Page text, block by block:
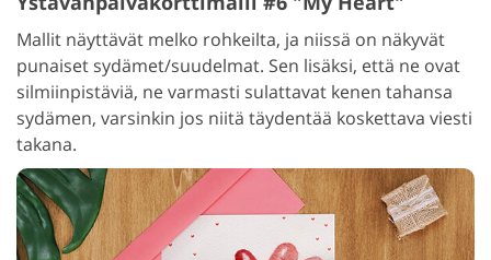
Mallit näyttävät melko rohkeilta, ja niissä on näkyvät
punaiset sydämet/suudelmat. Sen lisäksi, että ne ovat
silmiinpistäviä, ne varmasti sulattavat kenen tahansa
sydämen, varsinkin jos niitä täydentää koskettava viesti
takana.